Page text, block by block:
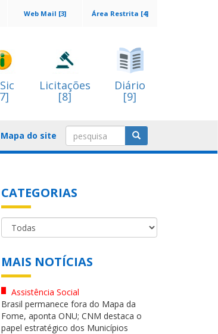
Área Restrita [4]
Web Mail [3]
Licitações
[8]
Diário
[9]
Mapa do site
CATEGORIAS
MAIS NOTÍCIAS
Assistência Social
Brasil permanece fora do Mapa da
Fome, aponta ONU; CNM destaca o
papel estratégico dos Municípios